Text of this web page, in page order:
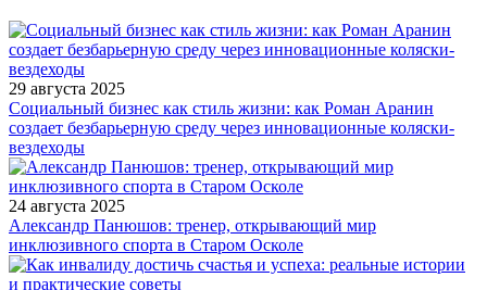
29 августа 2025
Социальный бизнес как стиль жизни: как Роман Аранин
создает безбарьерную среду через инновационные коляски-
вездеходы
24 августа 2025
Александр Панюшов: тренер, открывающий мир
инклюзивного спорта в Старом Осколе